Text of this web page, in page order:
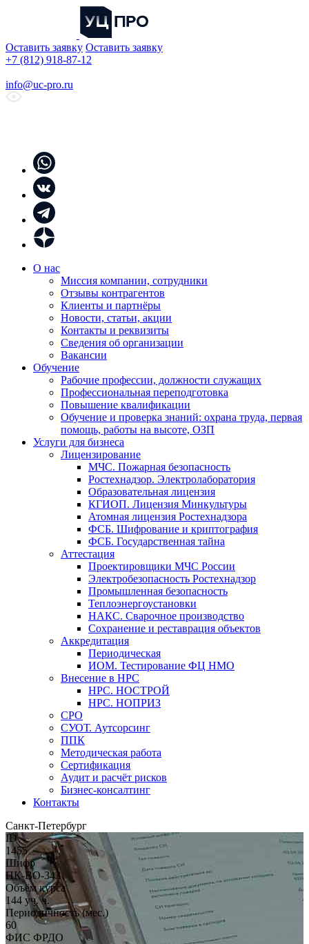
Оставить заявку Оставить заявку
+7 (812) 918-87-12
info@uc-pro.ru
О нас
Миссия компании, сотрудники
Отзывы контрагентов
Клиенты и партнёры
Новости, статьи, акции
Контакты и реквизиты
Сведения об организации
Вакансии
Обучение
Рабочие профессии, должности служащих
Профессиональная переподготовка
Повышение квалификации
Обучение и проверка знаний: охрана труда, первая
помощь, работы на высоте, ОЗП
Услуги для бизнеса
Лицензирование
МЧС. Пожарная безопасность
Ростехнадзор. Электролаборатория
Образовательная лицензия
КГИОП. Лицензия Минкультуры
Атомная лицензия Ростехнадзора
ФСБ. Шифрование и криптография
ФСБ. Государственная тайна
Аттестация
Проектировщики МЧС России
Электробезопасность Ростехнадзор
Промышленная безопасность
Теплоэнергоустановки
НАКС. Сварочное производство
Сохранение и реставрация объектов
Аккредитация
Периодическая
ИОМ. Тестирование ФЦ НМО
Внесение в НРС
НРС. НОСТРОЙ
НРС. НОПРИЗ
СРО
СУОТ. Аутсорсинг
ППК
Методическая работа
Сертификация
Аудит и расчёт рисков
Бизнес-консалтинг
Контакты
Санкт-Петербург
ID
1455
Шифр
ПК-ВО-343
Объём курса
144 уч. ч.
Периодичность (мес.)
60
ФИС ФРДО